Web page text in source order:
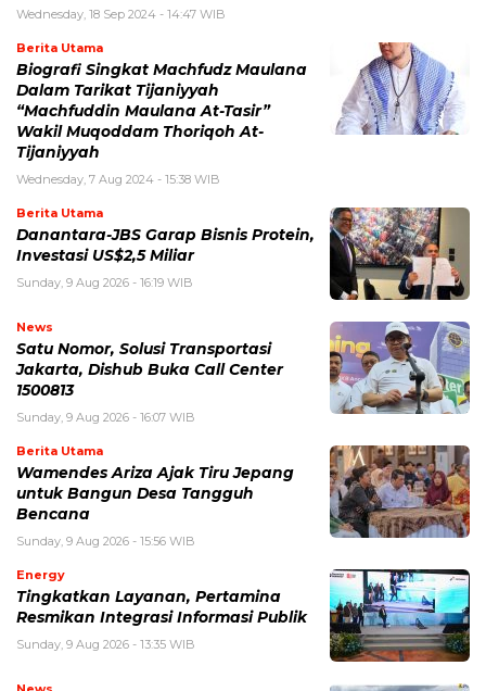
Wednesday, 18 Sep 2024 - 14:47 WIB
Berita Utama
Biografi Singkat Machfudz Maulana
Dalam Tarikat Tijaniyyah
“Machfuddin Maulana At-Tasir”
Wakil Muqoddam Thoriqoh At-
Tijaniyyah
Wednesday, 7 Aug 2024 - 15:38 WIB
Berita Utama
Danantara-JBS Garap Bisnis Protein,
Investasi US$2,5 Miliar
Sunday, 9 Aug 2026 - 16:19 WIB
News
Satu Nomor, Solusi Transportasi
Jakarta, Dishub Buka Call Center
1500813
Sunday, 9 Aug 2026 - 16:07 WIB
Berita Utama
Wamendes Ariza Ajak Tiru Jepang
untuk Bangun Desa Tangguh
Bencana
Sunday, 9 Aug 2026 - 15:56 WIB
Energy
Tingkatkan Layanan, Pertamina
Resmikan Integrasi Informasi Publik
Sunday, 9 Aug 2026 - 13:35 WIB